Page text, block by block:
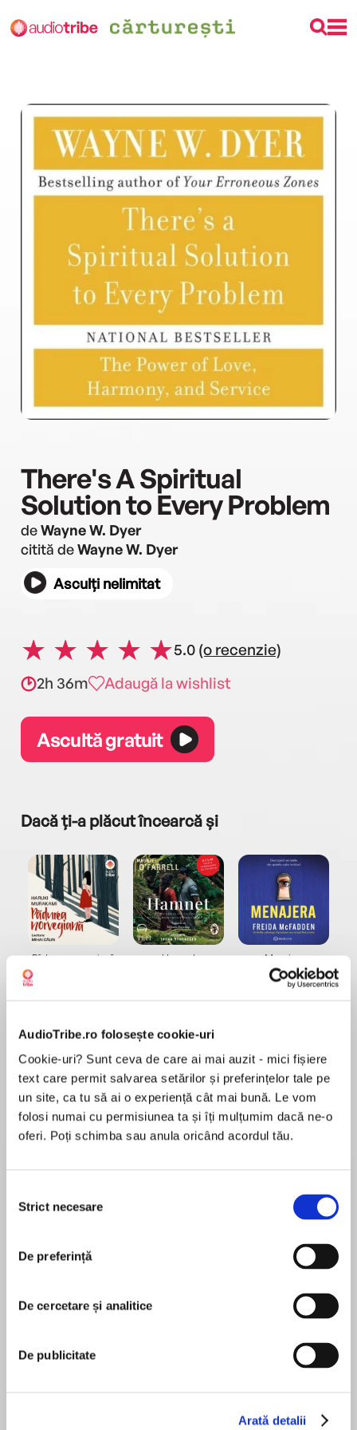
AudioTribe.ro folosește cookie-uri
Cookie-uri? Sunt ceva de care ai mai auzit - mici fișiere
text care permit salvarea setărilor și preferințelor tale pe
un site, ca tu să ai o experiență cât mai bună. Le vom
folosi numai cu permisiunea ta și îți mulțumim dacă ne-o
oferi. Poți schimba sau anula oricând acordul tău.
consimțământului
Strict necesare
De preferință
De cercetare și analitice
De publicitate
Arată detalii
There's A Spiritual
Solution to Every Problem
deWayne W. Dyer
citită deWayne W. Dyer
Asculți nelimitat
5.0 (o recenzie)
2h 36m
Adaugă la wishlist
Ascultă gratuit
Dacă ți-a plăcut încearcă și
Pădurea norvegiană
Elita de Argint (Elita
de...
Dani Francis
Hamnet
Diavolul se îmbracă de
la...
Lauren Weisberger
Menajera
Freida McFadden
Migdală
Sohn Won-pyung
Desprecarte
AUTHOR WAYNE DYER
In this inspiring book, bestselling author Wayne
Dyer draws from various spiritual traditions to
awaken to the divine with.
În acest moment nu există recenzii